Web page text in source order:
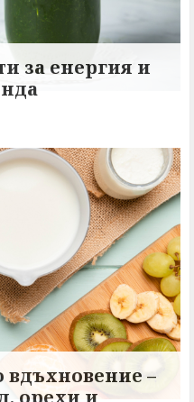
за енергия и
вдъхновение –
орехи и